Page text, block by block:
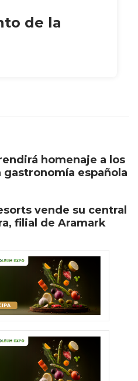
de la
homenaje a los
española
vende su central
filial de Aramark